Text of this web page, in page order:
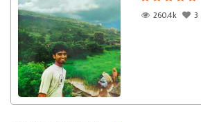
260.4k
3